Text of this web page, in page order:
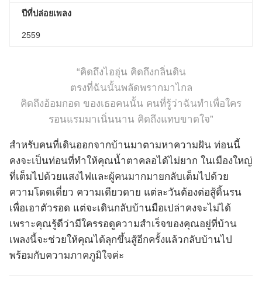
ปีที่ปล่อยเพลง
2559
“คิดถึงไออุ่น คิดถึงกลิ่นดิน
ตรงที่ฉันนั้นพลัดพรากมาไกล
คิดถึงอ้อมกอด ของเธอคนนั้น คนที่รู้ว่าฉันทำเพื่อใคร
รอนแรมมาเนิ่นนาน คิดถึงแทบขาดใจ”
สำหรับคนที่เดินออกจากบ้านมาตามหาความฝัน ท่อนนี้
คงจะเป็นท่อนที่ทำให้คุณน้ำตาคลอได้ไม่ยาก ในเมืองใหญ่
ที่เต็มไปด้วยแสงไฟและผู้คนมากมายกลับเต็มไปด้วย
ความโดดเดี่ยว ความเดียวดาย แต่ละวันต้องต่อสู้ดิ้นรน
เพื่อเอาตัวรอด แต่จะเดินกลับบ้านมือเปล่าคงจะไม่ได้
เพราะคุณรู้ดีว่ามีใครรอดูความสำเร็จของคุณอยู่ที่บ้าน
เพลงนี้จะช่วยให้คุณได้ลุกขึ้นสู้อีกครั้งแล้วกลับบ้านไป
พร้อมกับความภาคภูมิใจค่ะ